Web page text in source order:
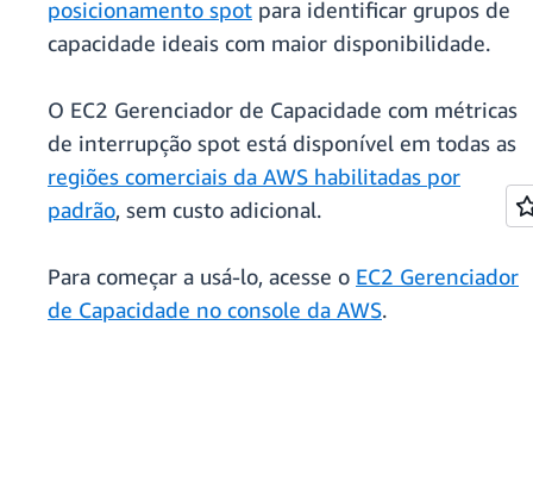
posicionamento spot para identificar grupos de
capacidade ideais com maior disponibilidade.
O EC2 Gerenciador de Capacidade com métricas
de interrupção spot está disponível em todas as
regiões comerciais da AWS habilitadas por
padrão, sem custo adicional.
Para começar a usá-lo, acesse o EC2 Gerenciador
de Capacidade no console da AWS.